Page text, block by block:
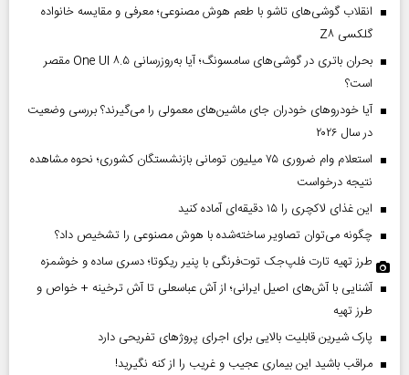
انقلاب گوشی‌های تاشو‌ با طعم هوش مصنوعی؛ معرفی و مقایسه خانواده
گلکسی Z۸
بحران باتری در گوشی‌های سامسونگ؛ آیا به‌روزرسانی One UI ۸.۵ مقصر
است؟
آیا خودروهای خودران جای ماشین‌های معمولی را می‌گیرند؟ بررسی وضعیت
در سال ۲۰۲۶
استعلام وام ضروری ۷۵ میلیون تومانی بازنشستگان کشوری؛ نحوه مشاهده
نتیجه درخواست
این غذای لاکچری را ۱۵ دقیقه‌ای آماده کنید
چگونه می‌توان تصاویر ساخته‌شده با هوش مصنوعی را تشخیص داد؟
طرز تهیه تارت فلپ‌جک توت‌فرنگی با پنیر ریکوتا؛ دسری ساده و خوشمزه
آشنایی با آش‌های اصیل ایرانی؛ از آش عباسعلی تا آش ترخینه + خواص و
طرز تهیه
پارک شیرین قابلیت‌ بالایی برای اجرای پروژهای تفریحی دارد
مراقب باشید این بیماری عجیب و غریب را از کنه نگیرید!